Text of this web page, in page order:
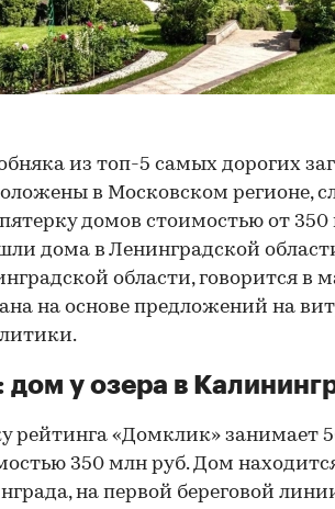
из топ-5 самых дорогих
в Московском регионе,
домов стоимостью от
дома в Ленинградской
области, говорится в
на основе предложений на
у озера в
рейтинга «Домклик» занимает
350 млн руб. Дом
на первой береговой